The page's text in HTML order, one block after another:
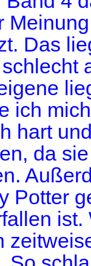
Das
ich
hart
da
Potter